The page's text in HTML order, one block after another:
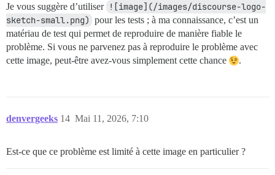
Je vous suggère d’utiliser ![image](/images/discourse-logo-
sketch-small.png) pour les tests ; à ma connaissance, c’est un
matériau de test qui permet de reproduire de manière fiable le
problème. Si vous ne parvenez pas à reproduire le problème avec
cette image, peut-être avez-vous simplement cette chance
.
denvergeeks Mai 11, 2026, 7:10
14
Est-ce que ce problème est limité à cette image en particulier ?